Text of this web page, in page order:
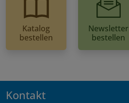
Katalog
bestellen
Newsletter
bestellen
Kontakt